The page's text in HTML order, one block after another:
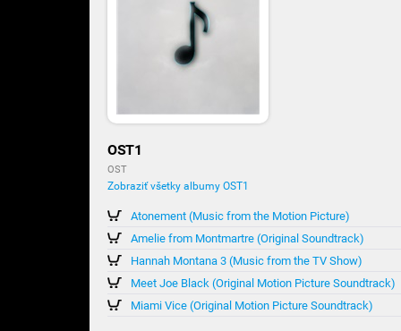
OST1
OST
Zobraziť všetky albumy OST1
Atonement (Music from the Motion Picture)
Amelie from Montmartre (Original Soundtrack)
Hannah Montana 3 (Music from the TV Show)
Meet Joe Black (Original Motion Picture Soundtrack)
Miami Vice (Original Motion Picture Soundtrack)